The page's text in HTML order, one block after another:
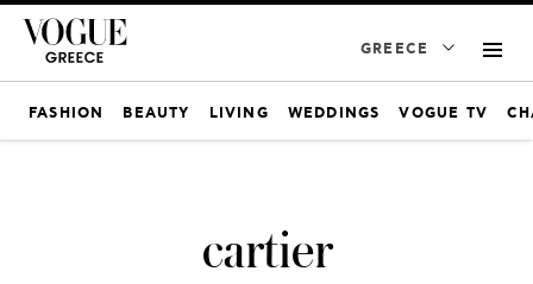
GREECE
FASHION BEAUTY LIVING WEDDINGS VOGUE TV
cartier